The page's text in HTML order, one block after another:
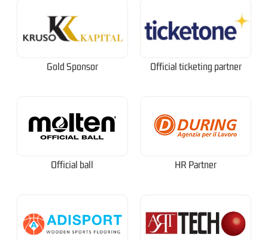
Gold Sponsor Official ticketing partner
Official ball HR Partner